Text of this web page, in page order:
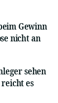
Gewinn
nicht an
sehen
es